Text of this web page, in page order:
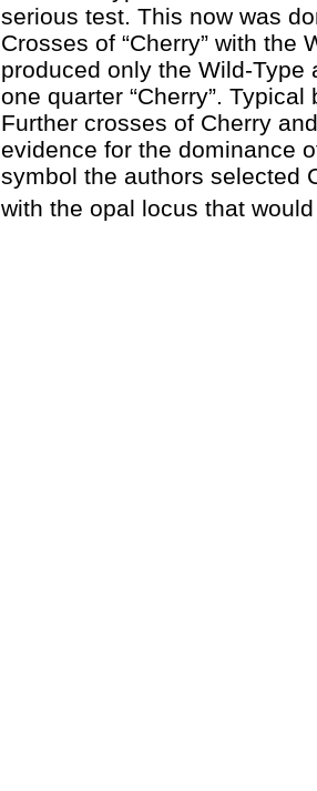
serious test. This now was
Crosses of “Cherry” with the
produced only the Wild-
one quarter “Cherry”.
Further crosses of Cherry
evidence for the dominance
symbol the authors selected
with the opal locus that